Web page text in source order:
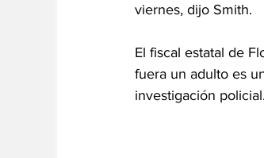
viernes, dijo Smith.
El fiscal estatal de
fuera un adulto es
investigación policial.